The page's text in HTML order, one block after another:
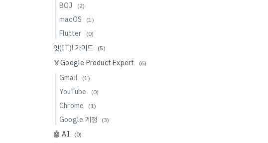
BOJ (2)
macOS (1)
Flutter (0)
잇(IT)! 가이드 (5)
🏅Google Product Expert (6)
Gmail (1)
YouTube (0)
Chrome (1)
Google 계정 (3)
🤖 AI (0)